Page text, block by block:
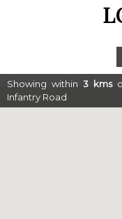
Showing within3 kms
Infantry Road